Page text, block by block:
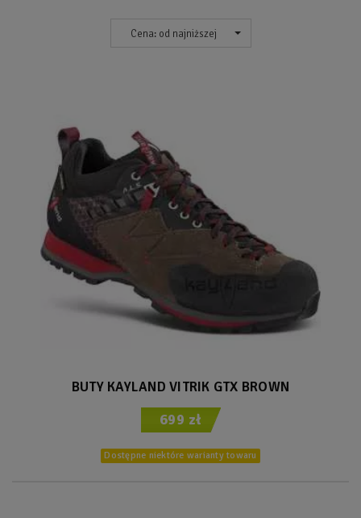
Cena: od najniższej
BUTY KAYLAND VITRIK GTX BROWN
699 zł
Dostępne niektóre warianty towaru